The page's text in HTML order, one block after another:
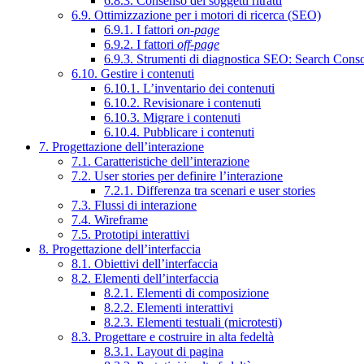
6.9. Ottimizzazione per i motori di ricerca (SEO)
6.9.1. I fattori on-page
6.9.2. I fattori off-page
6.9.3. Strumenti di diagnostica SEO: Search
6.10. Gestire i contenuti
6.10.1. L’inventario dei contenuti
6.10.2. Revisionare i contenuti
6.10.3. Migrare i contenuti
6.10.4. Pubblicare i contenuti
7. Progettazione dell’interazione
7.1. Caratteristiche dell’interazione
7.2. User stories per definire l’interazione
7.2.1. Differenza tra scenari e user stories
7.3. Flussi di interazione
7.4. Wireframe
7.5. Prototipi interattivi
8. Progettazione dell’interfaccia
8.1. Obiettivi dell’interfaccia
8.2. Elementi dell’interfaccia
8.2.1. Elementi di composizione
8.2.2. Elementi interattivi
8.2.3. Elementi testuali (microtesti)
8.3. Progettare e costruire in alta fedeltà
8.3.1. Layout di pagina